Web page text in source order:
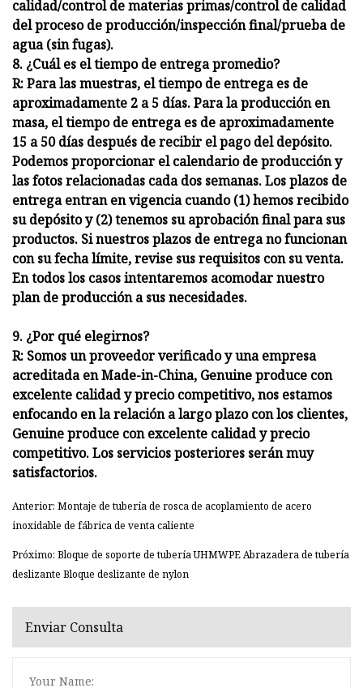
calidad/control de materias primas/control de calidad
del proceso de producción/inspección final/prueba de
agua (sin fugas).
8. ¿Cuál es el tiempo de entrega promedio?
R: Para las muestras, el tiempo de entrega es de
aproximadamente 2 a 5 días. Para la producción en
masa, el tiempo de entrega es de aproximadamente
15 a 50 días después de recibir el pago del depósito.
Podemos proporcionar el calendario de producción y
las fotos relacionadas cada dos semanas. Los plazos de
entrega entran en vigencia cuando (1) hemos recibido
su depósito y (2) tenemos su aprobación final para sus
productos. Si nuestros plazos de entrega no funcionan
con su fecha límite, revise sus requisitos con su venta.
En todos los casos intentaremos acomodar nuestro
plan de producción a sus necesidades.
9. ¿Por qué elegirnos?
R: Somos un proveedor verificado y una empresa
acreditada en Made-in-China, Genuine produce con
excelente calidad y precio competitivo, nos estamos
enfocando en la relación a largo plazo con los clientes,
Genuine produce con excelente calidad y precio
competitivo. Los servicios posteriores serán muy
satisfactorios.
Anterior: Montaje de tubería de rosca de acoplamiento de acero
inoxidable de fábrica de venta caliente
Próximo: Bloque de soporte de tubería UHMWPE Abrazadera de tubería
deslizante Bloque deslizante de nylon
Enviar Consulta